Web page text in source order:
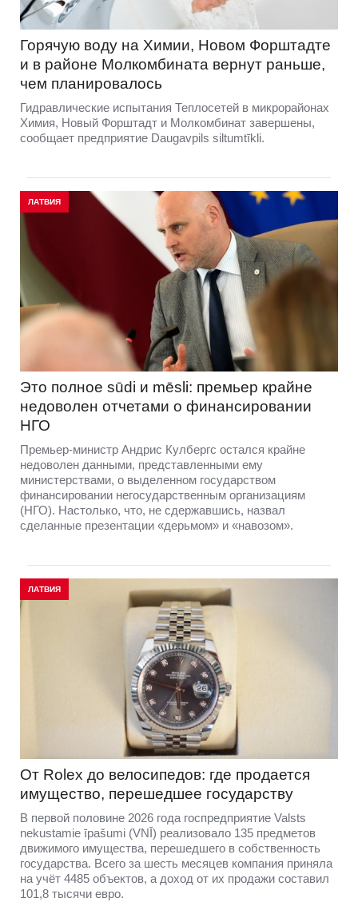
Горячую воду на Химии, Новом Форштадте
и в районе Молкомбината вернут раньше,
чем планировалось
Гидравлические испытания Теплосетей в микрорайонах
Химия, Новый Форштадт и Молкомбинат завершены,
сообщает предприятие Daugavpils siltumtīkli.
ЛАТВИЯ
Это полное sūdi и mēsli: премьер крайне
недоволен отчетами о финансировании
НГО
Премьер-министр Андрис Кулбергс остался крайне
недоволен данными, представленными ему
министерствами, о выделенном государством
финансировании негосударственным организациям
(НГО). Настолько, что, не сдержавшись, назвал
сделанные презентации «дерьмом» и «навозом».
ЛАТВИЯ
От Rolex до велосипедов: где продается
имущество, перешедшее государству
В первой половине 2026 года госпредприятие Valsts
nekustamie īpašumi (VNĪ) реализовало 135 предметов
движимого имущества, перешедшего в собственность
государства. Всего за шесть месяцев компания приняла
на учёт 4485 объектов, а доход от их продажи составил
101,8 тысячи евро.